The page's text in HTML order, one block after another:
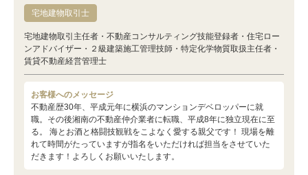
宅地建物取引士
宅地建物取引主任者・不動産コンサルティング技能登録者・住宅ロー
ンアドバイザー・２級建築施工管理技師・特定化学物質取扱主任者・
賃貸不動産経営管理士
お客様へのメッセージ
不動産歴30年、平成元年に横浜のマンションデベロッパーに就
職。その後湘南の不動産仲介業者に転職、平成8年に独立現在に至
る。 海とお酒と格闘技観戦をこよなく愛する親父です！ 現場を離
れて時間がたっていますが指名をいただければ担当をさせていた
だきます！よろしくお願いいたします。